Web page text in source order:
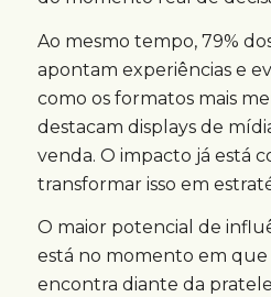
Ao mesmo tempo, 79%
apontam experiências e
como os formatos mais
destacam displays de
venda. O impacto já está
transformar isso em
O maior potencial de
está no momento em que
encontra diante da